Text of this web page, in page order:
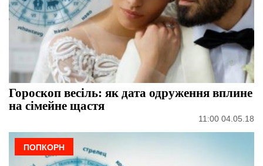
Гороскоп весіль: як дата одруження вплине
на сімейне щастя
11:00 04.05.18
ПОПКОРН